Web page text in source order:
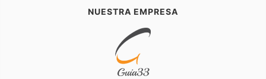
NUESTRA EMPRESA